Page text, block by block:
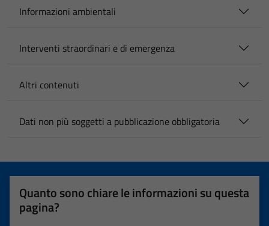
Informazioni ambientali
Interventi straordinari e di emergenza
Altri contenuti
Dati non più soggetti a pubblicazione obbligatoria
Quanto sono chiare le informazioni su questa
pagina?